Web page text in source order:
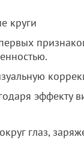
круги
эффекту
глаз,